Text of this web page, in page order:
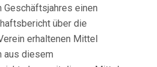
einen
über die
erhaltenen Mittel
aus diesem